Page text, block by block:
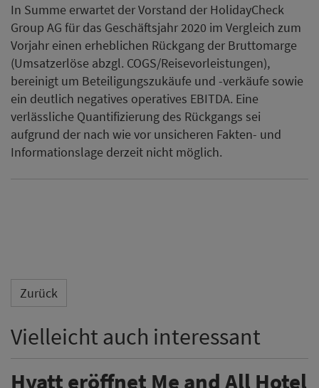
In Summe erwartet der Vorstand der HolidayCheck
Group AG für das Geschäftsjahr 2020 im Vergleich zum
Vorjahr einen erheblichen Rückgang der Bruttomarge
(Umsatzerlöse abzgl. COGS/Reisevorleistungen),
bereinigt um Beteiligungszukäufe und -verkäufe sowie
ein deutlich negatives operatives EBITDA. Eine
verlässliche Quantifizierung des Rückgangs sei
aufgrund der nach wie vor unsicheren Fakten- und
Informationslage derzeit nicht möglich.
Zurück
Vielleicht auch interessant
Hyatt eröffnet Me and All Hotel